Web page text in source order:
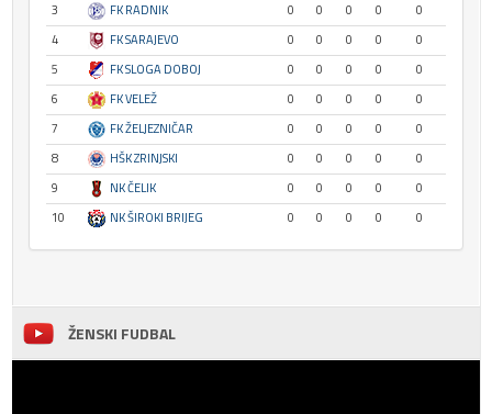
3
FK RADNIK 0 0 0 0
0
4
FK SARAJEVO 0 0 0 0
0
5
FK SLOGA DOBOJ 0 0 0 0
0
6
FK VELEŽ 0 0 0 0
0
7
FK ŽELJEZNIČAR 0 0 0 0
0
8
HŠK ZRINJSKI 0 0 0 0
0
9
NK ČELIK 0 0 0 0
0
10
NK ŠIROKI BRIJEG 0 0 0 0 0
ŽENSKI FUDBAL